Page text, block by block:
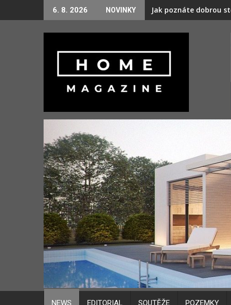
to
6. 8. 2026 NOVINKY Jak poznáte dobrou
NEWS EDITORIAL SOUTĚŽE POZEMKY